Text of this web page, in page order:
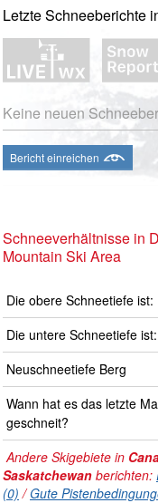
Letzte Schneeberichte
Keine neuen
Bericht einreichen
Schneeverhältnisse in
Mountain Ski Area
Die obere Schneetiefe ist:
Die untere Schneetiefe ist:
Neuschneetiefe Berg
Wann hat es das letzte
geschneit?
Andere Skigebiete in
Saskatchewan berichten:
(0) /Gute